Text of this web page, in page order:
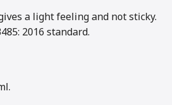
a light feeling and not sticky.
2016 standard.